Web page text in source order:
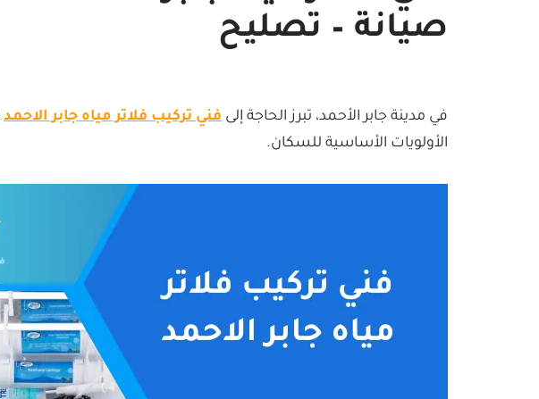
صيانة – تصليح
في مدينة جابر الأحمد، تبرز الحاجة إلى فني تركيب فلاتر مياه جابر الاحمد
الأولويات الأساسية للسكان.